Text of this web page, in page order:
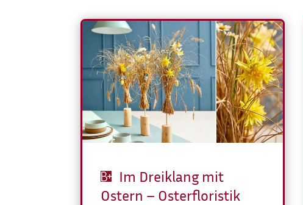
Im Dreiklang mit
Ostern – Osterfloristik